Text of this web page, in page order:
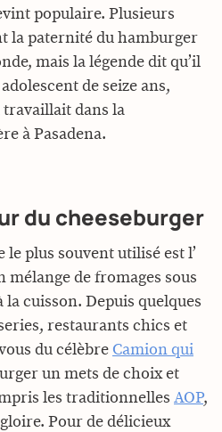
populaire. Plusieurs
la paternité du hamburger
mais la légende dit qu’il
de seize ans,
dans la
à Pasadena.
du cheeseburger
plus souvent utilisé est l’
mélange de fromages sous
cuisson. Depuis quelques
restaurants chics et
du célèbre Camion qui
un mets de choix et
les traditionnelles AOP,
Pour de délicieux